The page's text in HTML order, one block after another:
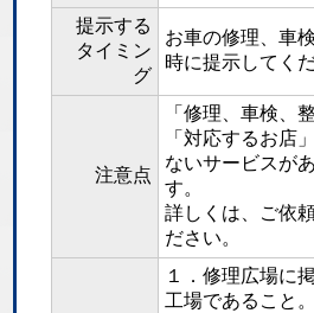
提示する
タイミン
グ
お車の修理、車
時に提示してくだ
注意点
「修理、車検、
「対応するお店
ないサービスが
す。
詳しくは、ご依
ださい。
１．修理広場に
工場であること。